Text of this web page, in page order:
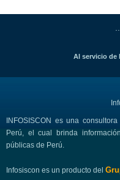
Al servicio de
INFOSISCON es una
Perú, el cual brinda
públicas de Perú.
Infosiscon es un producto del